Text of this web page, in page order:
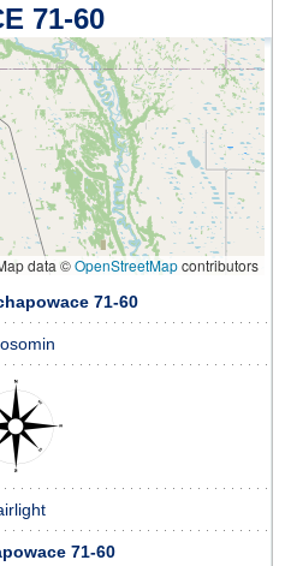
71-60
data ©OpenStreetMapcontributors
71-60
71-60